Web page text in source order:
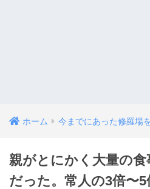
ホーム 今までにあった修羅場
親がとにかく大量の
だった。常人の3倍〜